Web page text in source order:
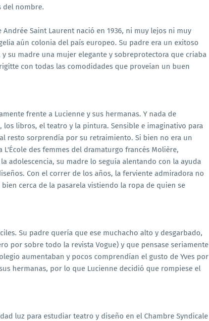
del nombre.
Saint Laurent nació en 1936, ni muy lejos ni muy
aún colonia del país europeo. Su padre era un exitoso
su madre una mujer elegante y sobreprotectora que criaba
con todas las comodidades que proveían un buen
frente a Lucienne y sus hermanas. Y nada de
libros, el teatro y la pintura. Sensible e imaginativo para
resto sorprendía por su retraimiento. Si bien no era un
des femmes del dramaturgo francés Molière,
adolescencia, su madre lo seguía alentando con la ayuda
Con el correr de los años, la ferviente admiradora no
cerca de la pasarela vistiendo la ropa de quien se
Su padre quería que ese muchacho alto y desgarbado,
por sobre todo la revista Vogue) y que pensase seriamente
aumentaban y pocos comprendían el gusto de Yves por
hermanas, por lo que Lucienne decidió que rompiese el
luz para estudiar teatro y diseño en el Chambre Syndicale